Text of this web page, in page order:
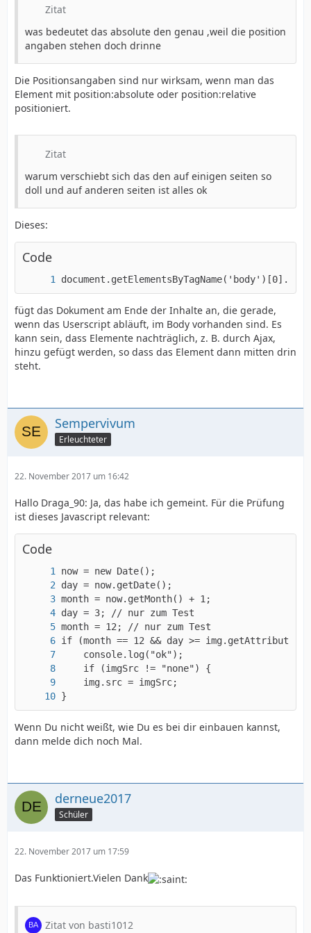
Zitat
was bedeutet das absolute den genau ,weil die position
angaben stehen doch drinne
Die Positionsangaben sind nur wirksam, wenn man das
Element mit position:absolute oder position:relative
positioniert.
Zitat
warum verschiebt sich das den auf einigen seiten so
doll und auf anderen seiten ist alles ok
Dieses:
Code
fügt das Dokument am Ende der Inhalte an, die gerade,
wenn das Userscript abläuft, im Body vorhanden sind. Es
kann sein, dass Elemente nachträglich, z. B. durch Ajax,
hinzu gefügt werden, so dass das Element dann mitten drin
steht.
Sempervivum
Erleuchteter
22. November 2017 um 16:42
Hallo Draga_90: Ja, das habe ich gemeint. Für die Prüfung
ist dieses Javascript relevant:
Code
}
Wenn Du nicht weißt, wie Du es bei dir einbauen kannst,
dann melde dich noch Mal.
derneue2017
Schüler
22. November 2017 um 17:59
Das Funktioniert.Vielen Dank
Zitat von basti1012